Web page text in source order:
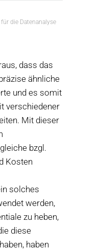
die Datenanalyse
dass das
ähnliche
und es somit
verschiedener
Mit dieser
bzgl.
Kosten
solches
werden,
zu heben,
diese
haben